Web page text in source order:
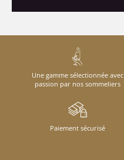
Une gamme sélectionnée avec
passion par nos sommeliers
Paiement sécurisé